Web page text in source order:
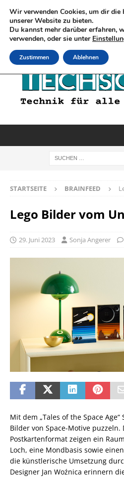
STARTSEITE BRAINFEED
Lego Bilder vom
29. Juni 2023 Sonja Angerer
Mit dem „Tales of the Space
Bilder von Space-Motive
Postkartenformat zeigen ein
Loch, eine Mondbasis sowie
die künstlerische Umsetzung
Designer Jan Woźnica erinnern
Wir verwenden Cookies, um dir
unserer Website zu bieten.
Du kannst mehr darüber erfahren,
verwenden, oder sie unter
Zustimmen Ablehnen